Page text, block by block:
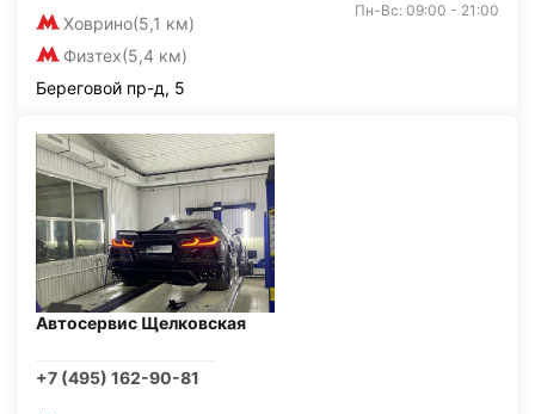
Ховрино(5,1 км)
Физтех(5,4 км)
Пн-Вс: 09:00 - 21:00
Береговой пр-д, 5
Автосервис Щелковская
+7 (495) 162-90-81